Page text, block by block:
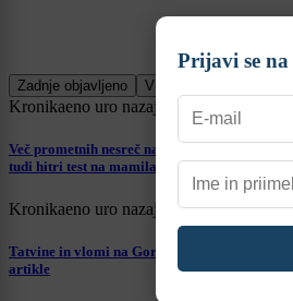
Zadnje objavljeno V živo
Kronikaeno uro nazaj
Več prometnih nesreč na Gorenjskem: Trčil v
tudi hitri test na mamila
Kronikaeno uro nazaj
Tatvine in vlomi na Gorenjskem: Ukradli
artikle
Prijavi se